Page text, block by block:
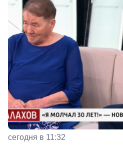
сегодня в 11:32